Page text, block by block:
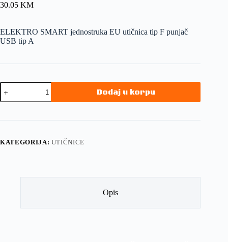
30.05 KM
ELEKTRO SMART jednostruka EU utičnica tip F punjač
USB tip A
Dodaj u korpu
KATEGORIJA: UTIČNICE
Opis